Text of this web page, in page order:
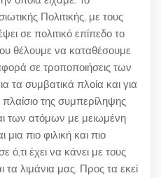
Πολιτικής, με τους
σε πολιτικό επίπεδο το
θέλουμε να καταθέσουμε
σε τροποποιήσεις των
τα συμβατικά πλοία και για
της συμπερίληψης
των ατόμων με μειωμένη
μια πιο φιλική και πιο
ό,τι έχει να κάνει με τους
λιμάνια μας. Προς τα εκεί